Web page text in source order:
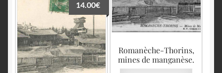
Romanèche-Thorins,
mines de manganèse.
14.00€